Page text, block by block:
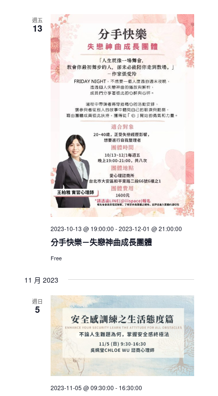
週五
13
分手快樂－失戀神曲成長團體
2023-10-13 @ 19:00:00 -2023-12-01 @ 21:00:00
Free
11 月 2023
週日
5
2023-11-05 @ 09:30:00 - 16:30:00